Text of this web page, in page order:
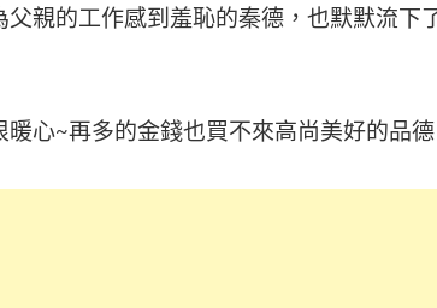
親的工作感到羞恥的秦德，也默默流下
心~再多的金錢也買不來高尚美好的品德